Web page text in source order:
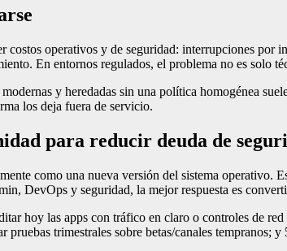
costos operativos y de seguridad: interrupciones
En entornos regulados, el problema no es solo
y heredadas sin una política homogénea
los deja fuera de servicio.
para reducir deuda de
como una nueva versión del sistema operativo.
DevOps y seguridad, la mejor respuesta es
hoy las apps con tráfico en claro o controles de
pruebas trimestrales sobre betas/canales